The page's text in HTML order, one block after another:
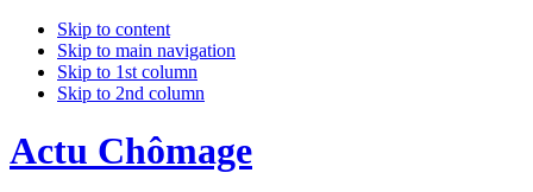
Skip to content
Skip to main navigation
Skip to 1st column
Skip to 2nd column
Actu Chômage